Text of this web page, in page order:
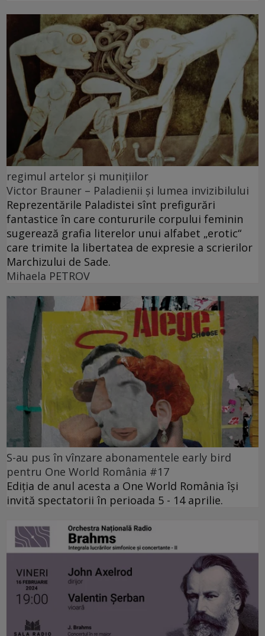
regimul artelor şi muniţiilor
Victor Brauner – Paladienii și lumea invizibilului
Reprezentările Paladistei sînt prefigurări
fantastice în care contururile corpului feminin
sugerează grafia literelor unui alfabet „erotic“
care trimite la libertatea de expresie a scrierilor
Marchizului de Sade.
Mihaela PETROV
S-au pus în vînzare abonamentele early bird
pentru One World România #17
Ediția de anul acesta a One World România își
invită spectatorii în perioada 5 - 14 aprilie.